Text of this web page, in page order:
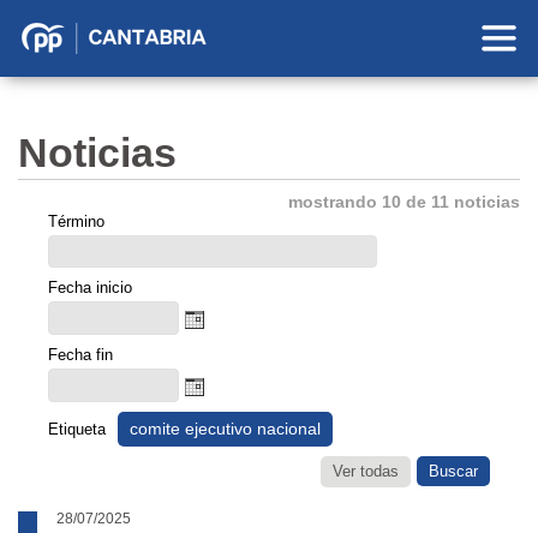
Partido
Cantabria
Noticias
mostrando 10 de 11 noticias
Término
Fecha inicio
Fecha fin
Etiqueta comite ejecutivo nacional
Ver todas
28/07/2025